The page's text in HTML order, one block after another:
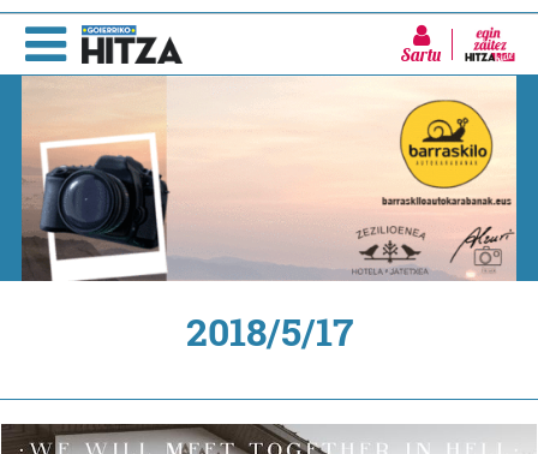
Sartu
2018/5/17